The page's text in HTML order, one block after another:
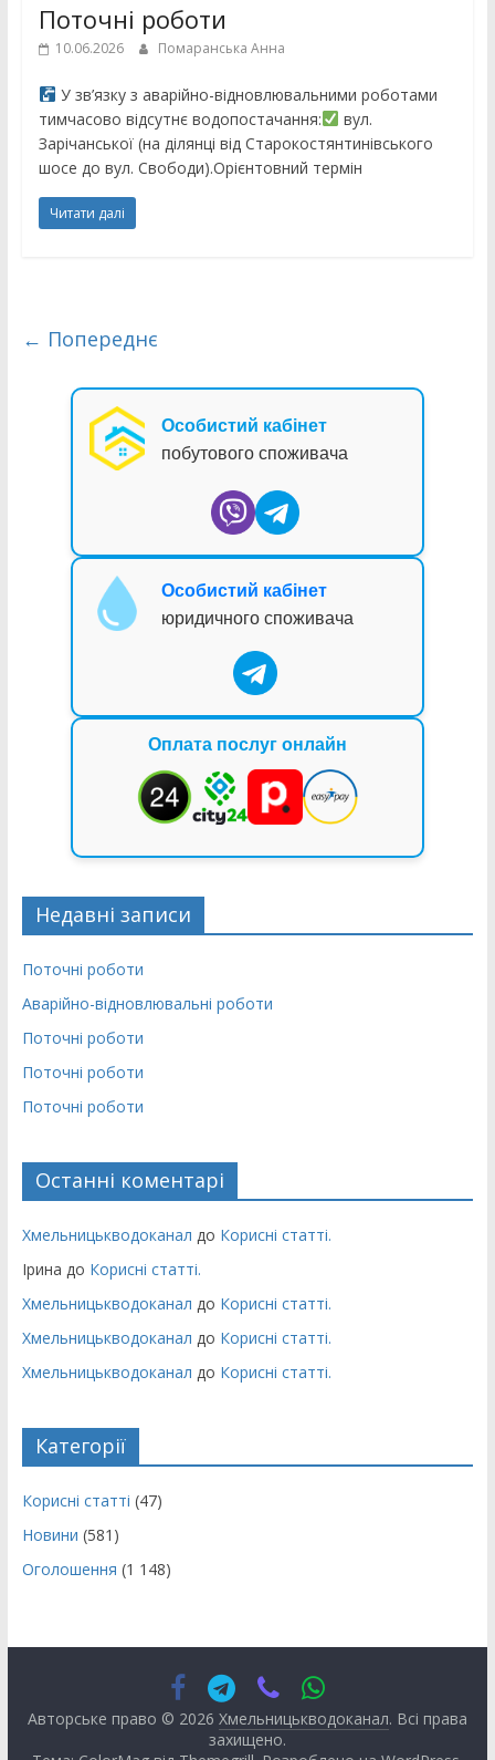
Поточні роботи
10.06.2026 Помаранська Анна
У зв’язку з аварійно-відновлювальними роботами
тимчасово відсутнє водопостачання:
вул.
Зарічанської (на ділянці від Старокостянтинівського
шосе до вул. Свободи).Орієнтовний термін
Читати далі
← Попереднє
Особистий кабінет
побутового споживача
Особистий кабінет
юридичного споживача
Оплата послуг онлайн
Недавні записи
Поточні роботи
Аварійно-відновлювальні роботи
Поточні роботи
Поточні роботи
Поточні роботи
Останні коментарі
Хмельницькводоканал до Корисні статті.
Ірина до Корисні статті.
Хмельницькводоканал до Корисні статті.
Хмельницькводоканал до Корисні статті.
Хмельницькводоканал до Корисні статті.
Категорії
Корисні статті (47)
Новини (581)
Оголошення (1 148)
Авторське право © 2026 Хмельницькводоканал. Всі права
захищено.